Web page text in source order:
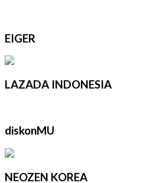
EIGER
LAZADA INDONESIA
diskonMU
NEOZEN KOREA